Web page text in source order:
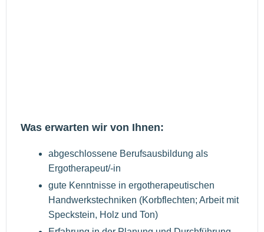
Was erwarten wir von Ihnen:
abgeschlossene Berufsausbildung als
Ergotherapeut/-in
gute Kenntnisse in ergotherapeutischen
Handwerkstechniken (Korbflechten; Arbeit mit
Speckstein, Holz und Ton)